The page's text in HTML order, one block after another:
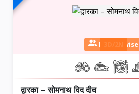
Person wise
3D/2N
द्वारका – सोमनाथ विद दीव